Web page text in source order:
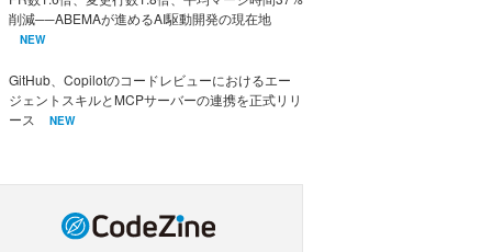
削減──ABEMAが進めるAI駆動開発の現在地
NEW
GitHub、Copilotのコードレビューにおけるエー
ジェントスキルとMCPサーバーの連携を正式リリ
ース
NEW